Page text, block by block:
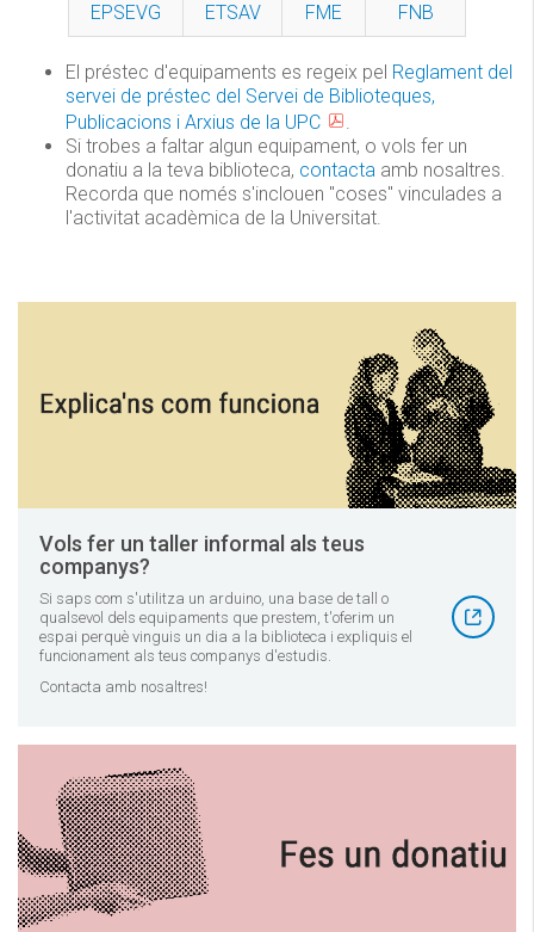
EPSEVG ETSAV FME FNB
El préstec d'equipaments es regeix pel Reglament del
servei de préstec del Servei de Biblioteques,
Publicacions i Arxius de la UPC
.
Si trobes a faltar algun equipament, o vols fer un
donatiu a la teva biblioteca, contacta amb nosaltres.
Recorda que només s'inclouen "coses" vinculades a
l'activitat acadèmica de la Universitat.
Vols fer un taller informal als teus
companys?
Si saps com s'utilitza un arduino, una base de tall o
qualsevol dels equipaments que prestem, t'oferim un
espai perquè vinguis un dia a la biblioteca i expliquis el
funcionament als teus companys d'estudis.
Contacta amb nosaltres!